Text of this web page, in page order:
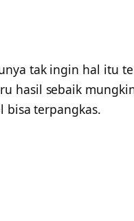
tak ingin hal itu
hasil sebaik
bisa terpangkas.